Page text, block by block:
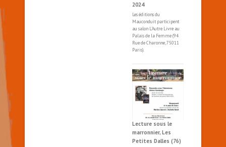
2024
Les éditions du
Mauconduit participent
au salon L'Autre Livre au
Palais de la Femme (94
Rue de Charonne, 75011
Paris).
Lecture sous le
marronnier, Les
Petites Dalles (76)